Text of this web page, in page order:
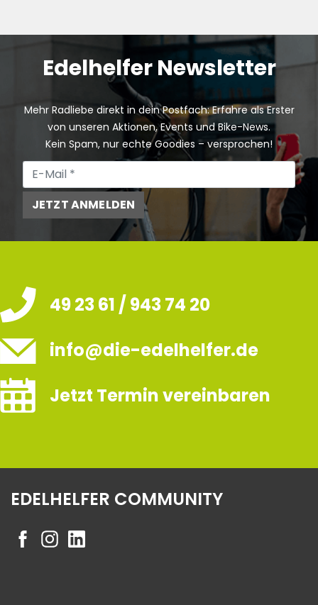
Edelhelfer Newsletter
Mehr Radliebe direkt in dein Postfach: Erfahre als Erster
von unseren Aktionen, Events und Bike-News.
Kein Spam, nur echte Goodies – versprochen!
JETZT ANMELDEN
49 23 61 / 943 74 20
info@die-edelhelfer.de
Jetzt Termin vereinbaren
EDELHELFER COMMUNITY